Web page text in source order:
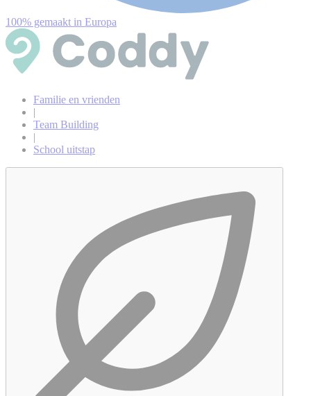
100% gemaakt in Europa
Familie en vrienden
|
Team Building
|
School uitstap